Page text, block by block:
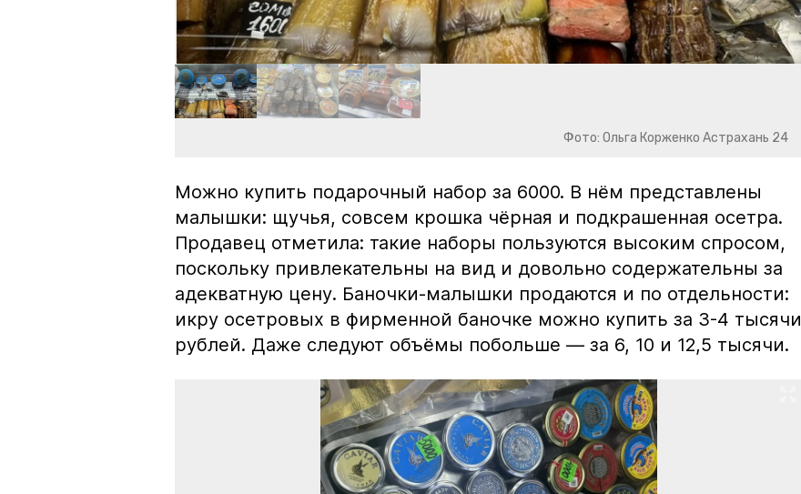
Фото: Ольга Корженко Астрахань 24
Можно купить подарочный набор за 6000. В нём представлены
малышки: щучья, совсем крошка чёрная и подкрашенная осетра.
Продавец отметила: такие наборы пользуются высоким спросом,
поскольку привлекательны на вид и довольно содержательны за
адекватную цену. Баночки-малышки продаются и по отдельности:
икру осетровых в фирменной баночке можно купить за 3-4 тысячи
рублей. Даже следуют объёмы побольше — за 6, 10 и 12,5 тысячи.